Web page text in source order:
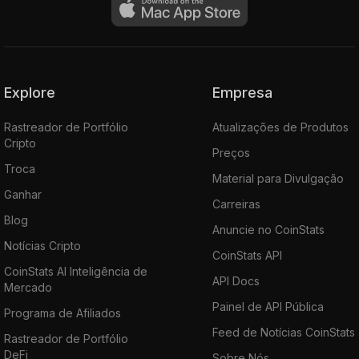
Explore
Rastreador de Portfólio
Cripto
Troca
Ganhar
Blog
Notícias Cripto
CoinStats AI Inteligência de
Mercado
Programa de Afiliados
Rastreador de Portfólio
DeFi
Empresa
Atualizações de Produtos
Preços
Material para Divulgação
Carreiras
Anuncie no CoinStats
CoinStats API
API Docs
Painel de API Pública
Feed de Notícias CoinStats